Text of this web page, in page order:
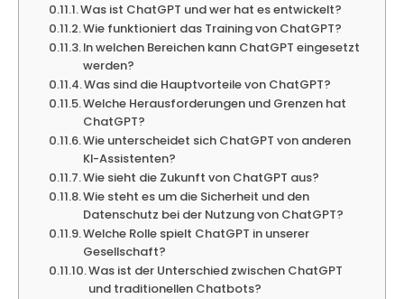
Was ist ChatGPT und wer hat es entwickelt?
Wie funktioniert das Training von ChatGPT?
In welchen Bereichen kann ChatGPT eingesetzt
werden?
Was sind die Hauptvorteile von ChatGPT?
Welche Herausforderungen und Grenzen hat
ChatGPT?
Wie unterscheidet sich ChatGPT von anderen
KI-Assistenten?
Wie sieht die Zukunft von ChatGPT aus?
Wie steht es um die Sicherheit und den
Datenschutz bei der Nutzung von ChatGPT?
Welche Rolle spielt ChatGPT in unserer
Gesellschaft?
Was ist der Unterschied zwischen ChatGPT
und traditionellen Chatbots?